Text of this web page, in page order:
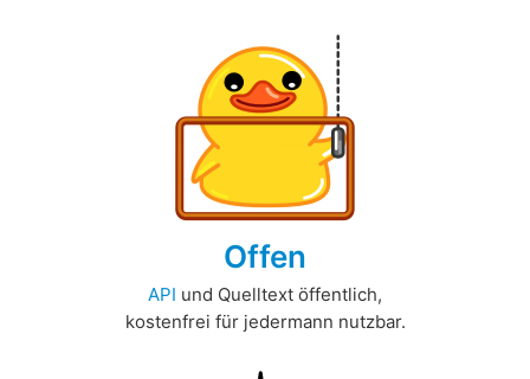
Offen
API und Quelltext öffentlich,
kostenfrei für jedermann nutzbar.